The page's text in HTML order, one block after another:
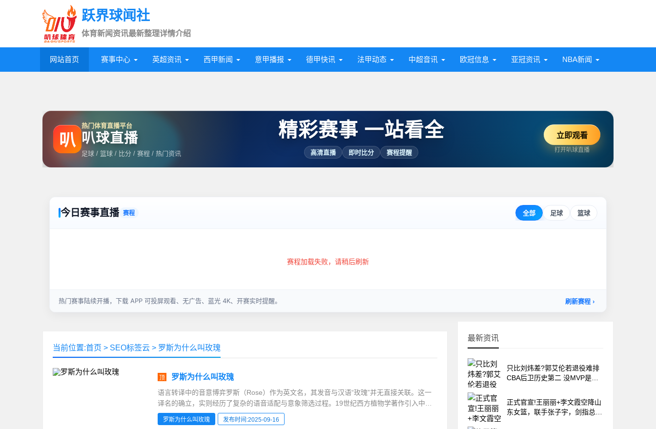
跃界球闻社
体育新闻资讯最新整理详情介绍
网站首页 赛事中心 英超资讯 西甲新闻 意甲播报 德甲快讯 法甲动态 中超音讯 欧冠信息 亚冠资讯 NBA新闻
叭
热门体育直播平台
叭球直播
足球 / 篮球 / 比分 / 赛程 / 热门资讯
精彩赛事 一站看全
高清直播 即时比分 赛程提醒
立即观看
打开叭球直播
当前位置:首页 > SEO标签云 > 罗斯为什么叫玫瑰
顶 罗斯为什么叫玫瑰
语言转译中的音意博弈罗斯（Rose）作为英文名，其发音与汉语“玫瑰”并无直接关联。这一
译名的确立，实则经历了复杂的语音适配与意象筛选过程。19世纪西方植物学著作引入中国
时，拉丁学名“Rosa”的发音更接近“罗萨”，但译者最终舍弃了音译的准确性，转而选择“玫瑰”
这一已有千年文化积淀的中文词汇。语言学家王力在《汉语史稿...
罗斯为什么叫玫瑰 发布时间:2025-09-16
最新资讯
只比刘炜差?郭艾伦若退役难排
CBA后卫历史第二 没MVP是最
正式官宣!王丽丽+李文霞空降山
东女篮，联手张子宇，剑指总冠